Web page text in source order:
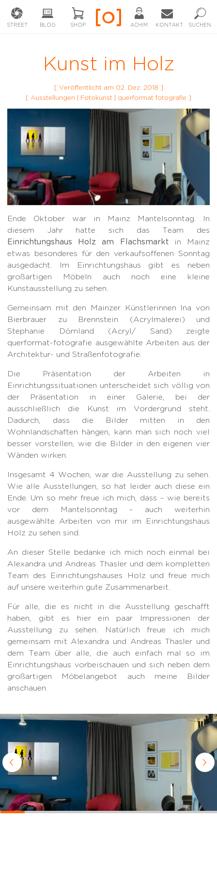
STREET BLOG SHOP ACHIM KONTAKT SUCHEN
Kunst im Holz
[ Veröffentlicht am 02. Dez. 2018 ]
[ Ausstellungen Fotokunst querformat fotografie ]
Ende Oktober war in Mainz Mantelsonntag. In
diesem Jahr hatte sich das Team des
Einrichtungshaus Holz am Flachsmarkt
in Mainz
etwas besonderes für den verkaufsoffenen Sonntag
ausgedacht. Im Einrichtungshaus gibt es neben
großartigen Möbeln auch noch eine kleine
Kunstausstellung zu sehen.
Gemeinsam mit den Mainzer Künstlerinnen Ina von
Bierbrauer zu Brennstein (Acrylmalerei) und
Stephanie Dömland (Acryl/ Sand) zeigte
querformat-fotografie ausgewählte Arbeiten aus der
Architektur- und Straßenfotografie.
Die Präsentation der Arbeiten in
Einrichtungssituationen unterscheidet sich völlig von
der Präsentation in einer Galerie, bei der
ausschließlich die Kunst im Vordergrund steht.
Dadurch, dass die Bilder mitten in den
Wohnlandschaften hängen, kann man sich noch viel
besser vorstellen, wie die Bilder in den eigenen vier
Wänden wirken.
Insgesamt 4 Wochen, war die Ausstellung zu sehen.
Wie alle Ausstellungen, so hat leider auch diese ein
Ende. Um so mehr freue ich mich, dass – wie bereits
vor dem Mantelsonntag – auch weiterhin
ausgewählte Arbeiten von mir im Einrichtungshaus
Holz zu sehen sind.
An dieser Stelle bedanke ich mich noch einmal bei
Alexandra und Andreas Thasler und dem kompletten
Team des Einrichtungshauses Holz und freue mich
auf unsere weiterhin gute Zusammenarbeit.
Für alle, die es nicht in die Ausstellung geschafft
haben, gibt es hier ein paar Impressionen der
Ausstellung zu sehen. Natürlich freue ich mich
gemeinsam mit Alexandra und Andreas Thasler und
dem Team über alle, die auch einfach mal so im
Einrichtungshaus vorbeischauen und sich neben dem
großartigen Möbelangebot auch meine Bilder
anschauen.